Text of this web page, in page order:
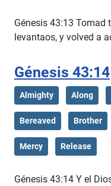
Génesis 43:13 Tomad
levantaos, y volved a
Génesis 43:14
Almighty Along
Bereaved Brother
Mercy Release
Génesis 43:14 Y el